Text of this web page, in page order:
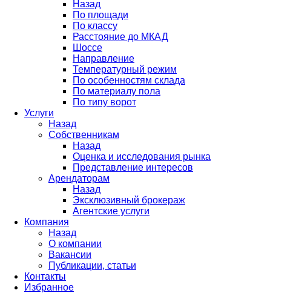
Назад
По площади
По классу
Расстояние до МКАД
Шоссе
Направление
Температурный режим
По особенностям склада
По материалу пола
По типу ворот
Услуги
Назад
Собственникам
Назад
Оценка и исследования рынка
Представление интересов
Арендаторам
Назад
Эксклюзивный брокераж
Агентские услуги
Компания
Назад
О компании
Вакансии
Публикации, статьи
Контакты
Избранное